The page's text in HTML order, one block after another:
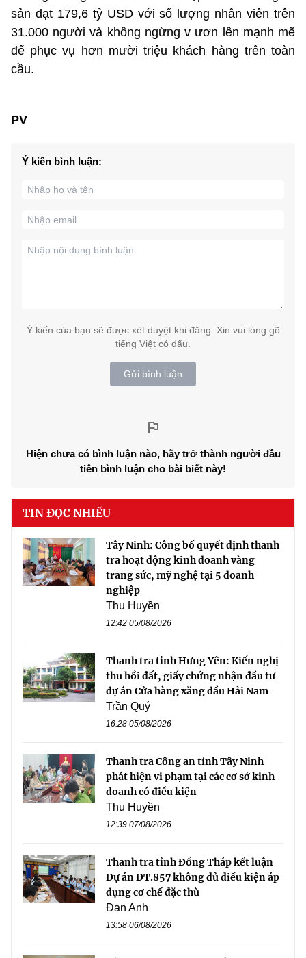
sản đạt 179,6 tỷ USD với số lượng nhân viên trên
31.000 người và không ngừng v ươn lên mạnh mẽ
để phục vụ hơn mười triệu khách hàng trên toàn
cầu.
PV
Ý kiến bình luận:
Ý kiến của bạn sẽ được xét duyệt khi đăng. Xin vui lòng gõ
tiếng Việt có dấu.
Gửi bình luận
Hiện chưa có bình luận nào, hãy trở thành người đầu
tiên bình luận cho bài biết này!
TIN ĐỌC NHIỀU
Tây Ninh: Công bố quyết định thanh
tra hoạt động kinh doanh vàng
trang sức, mỹ nghệ tại 5 doanh
nghiệp
Thu Huyền
12:42 05/08/2026
Thanh tra tỉnh Hưng Yên: Kiến nghị
thu hồi đất, giấy chứng nhận đầu tư
dự án Cửa hàng xăng dầu Hải Nam
Trần Quý
16:28 05/08/2026
Thanh tra Công an tỉnh Tây Ninh
phát hiện vi phạm tại các cơ sở kinh
doanh có điều kiện
Thu Huyền
12:39 07/08/2026
Thanh tra tỉnh Đồng Tháp kết luận
Dự án ĐT.857 không đủ điều kiện áp
dụng cơ chế đặc thù
Đan Anh
13:58 06/08/2026